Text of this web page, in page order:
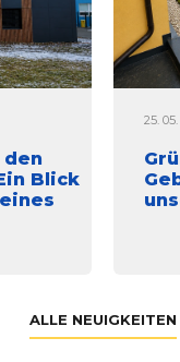
Blick
25.
ALLE NEUIGKEITEN